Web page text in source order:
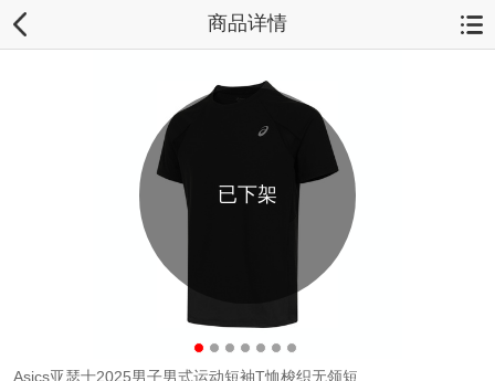
商品详情
已下架
Asics亚瑟士2025男子男式运动短袖T恤梭织无领短